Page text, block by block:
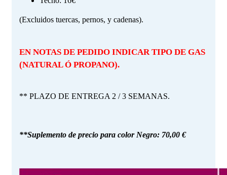
(Excluidos tuercas, pernos, y cadenas).
EN NOTAS DE PEDIDO INDICAR TIPO DE GAS
(NATURAL Ó PROPANO).
** PLAZO DE ENTREGA 2 / 3 SEMANAS.
**Suplemento de precio para color Negro: 70,00 €